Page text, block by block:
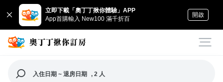
立即下載「奧丁丁揪你體驗」APP
App首購輸入 New100 滿千折百
開啟
入住日期 ~ 退房日期 , 2 人